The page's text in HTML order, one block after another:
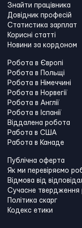
Знайти працівника
Довідник професій
Статистика зарплат
Корисні статті
Новини за кордоном
Робота в Європі
Робота в Польщі
Робота в Німеччині
Робота в Норвегії
Робота в Англії
Робота в Іспанії
Віддалена робота
Работа в США
Работа в Канадe
Публічна оферта
Як ми перевіряємо
Відмова від
Сучасне твердження
Політика скарг
Кодекс етики